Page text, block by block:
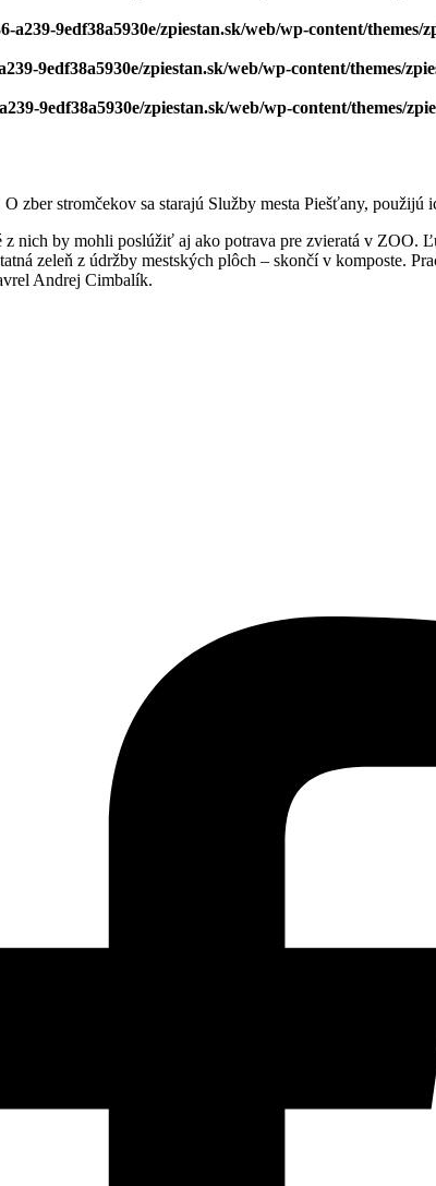
a239-9edf38a5930e/zpiestan.sk/web/wp-content/
9edf38a5930e/zpiestan.sk/web/wp-content/themes/
9edf38a5930e/zpiestan.sk/web/wp-content/themes/
zber stromčekov sa starajú Služby mesta Piešťany, použijú
nich by mohli poslúžiť aj ako potrava pre zvieratá v ZOO.
zeleň z údržby mestských plôch – skončí v komposte.
Andrej Cimbalík.